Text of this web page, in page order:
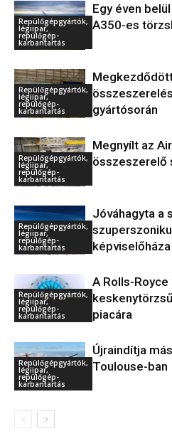
Repülőgépgyártók,
légiipar,
repülőgép-
karbantartás
Egy éven
A350-es
Repülőgépgyártók,
légiipar,
repülőgép-
karbantartás
gyártósorán
Repülőgépgyártók,
légiipar,
repülőgép-
karbantartás
Megnyílt az
összeszerelő
Repülőgépgyártók,
légiipar,
repülőgép-
karbantartás
Jóváhagyta a
képviselőháza
Repülőgépgyártók,
légiipar,
repülőgép-
karbantartás
A Rolls-
piacára
Repülőgépgyártók,
légiipar,
repülőgép-
karbantartás
Újraindítja
Toulouse-ban